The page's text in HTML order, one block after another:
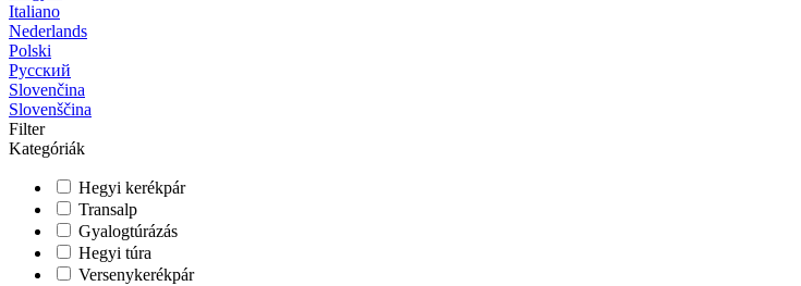
Italiano
Nederlands
Polski
Русский
Slovenčina
Slovenščina
Filter
Kategóriák
Hegyi kerékpár
Transalp
Gyalogtúrázás
Hegyi túra
Versenykerékpár